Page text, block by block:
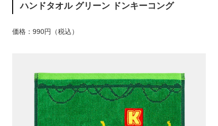
ハンドタオル グリーン ドンキーコング
価格：990円（税込）